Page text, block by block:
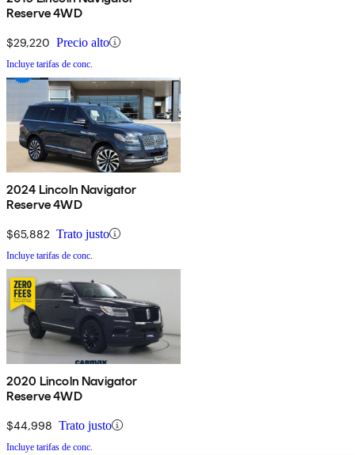
Reserve 4WD
$29,220 Precio alto
Incluye tarifas de conc.
2024 Lincoln Navigator
Reserve 4WD
$65,882 Trato justo
Incluye tarifas de conc.
2020 Lincoln Navigator
Reserve 4WD
$44,998 Trato justo
Incluye tarifas de conc.